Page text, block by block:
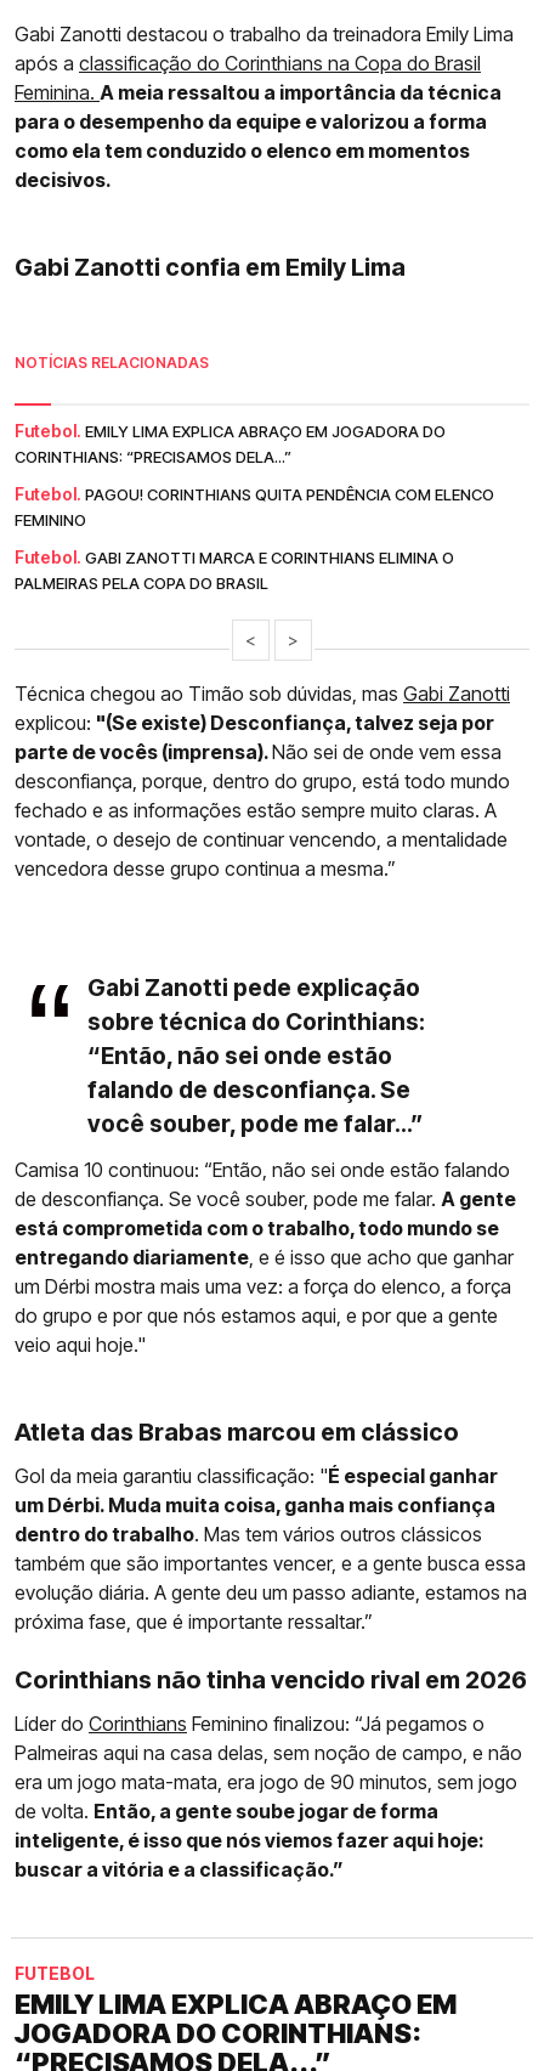
Gabi Zanotti destacou o trabalho da treinadora Emily Lima
após a classificação do Corinthians na Copa do Brasil
Feminina. A meia ressaltou a importância da técnica
para o desempenho da equipe e valorizou a forma
como ela tem conduzido o elenco em momentos
decisivos.
Gabi Zanotti confia em Emily Lima
NOTÍCIAS RELACIONADAS
Futebol. EMILY LIMA EXPLICA ABRAÇO EM JOGADORA DO
CORINTHIANS: “PRECISAMOS DELA...”
Futebol. PAGOU! CORINTHIANS QUITA PENDÊNCIA COM ELENCO
FEMININO
Futebol. GABI ZANOTTI MARCA E CORINTHIANS ELIMINA O
PALMEIRAS PELA COPA DO BRASIL
< >
Técnica chegou ao Timão sob dúvidas, mas Gabi Zanotti
explicou: "(Se existe) Desconfiança, talvez seja por
parte de vocês (imprensa).Não sei de onde vem essa
desconfiança, porque, dentro do grupo, está todo mundo
fechado e as informações estão sempre muito claras. A
vontade, o desejo de continuar vencendo, a mentalidade
vencedora desse grupo continua a mesma.”
Gabi Zanotti pede explicação
sobre técnica do Corinthians:
“Então, não sei onde estão
falando de desconfiança. Se
você souber, pode me falar...”
Camisa 10 continuou: “Então, não sei onde estão falando
de desconfiança. Se você souber, pode me falar. A gente
está comprometida com o trabalho, todo mundo se
entregando diariamente , e é isso que acho que ganhar
um Dérbi mostra mais uma vez: a força do elenco, a força
do grupo e por que nós estamos aqui, e por que a gente
veio aqui hoje."
Atleta das Brabas marcou em clássico
Gol da meia garantiu classificação: "É especial ganhar
um Dérbi. Muda muita coisa, ganha mais confiança
dentro do trabalho. Mas tem vários outros clássicos
também que são importantes vencer, e a gente busca essa
evolução diária. A gente deu um passo adiante, estamos na
próxima fase, que é importante ressaltar.”
Corinthians não tinha vencido rival em 2026
Líder do Corinthians Feminino finalizou: “Já pegamos o
Palmeiras aqui na casa delas, sem noção de campo, e não
era um jogo mata-mata, era jogo de 90 minutos, sem jogo
de volta. Então, a gente soube jogar de forma
inteligente, é isso que nós viemos fazer aqui hoje:
buscar a vitória e a classificação.”
FUTEBOL
EMILY LIMA EXPLICA ABRAÇO EM
JOGADORA DO CORINTHIANS:
“PRECISAMOS DELA...”